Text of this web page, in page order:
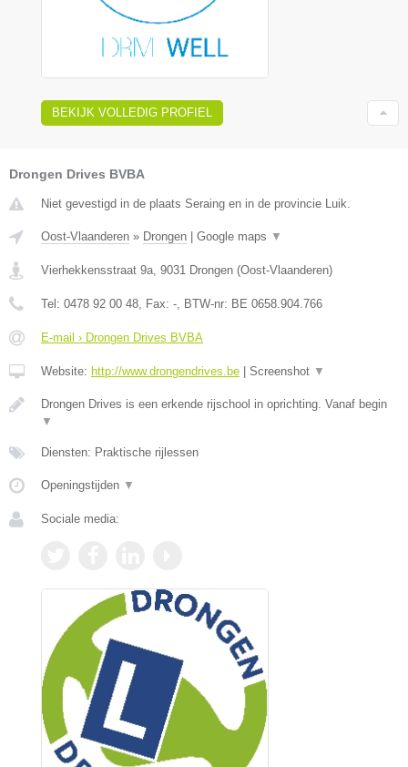
BEKIJK VOLLEDIG PROFIEL
Drongen Drives BVBA
Niet gevestigd in de plaats Seraing en in de provincie Luik.
Oost-Vlaanderen » Drongen | Google maps ▼
Vierhekkensstraat 9a 9031 Drongen (Oost-Vlaanderen)
Tel: 0478 92 00 48 , Fax: - , BTW-nr: BE 0658.904.766
E-mail › Drongen Drives BVBA
Website: http://www.drongendrives.be | Screenshot ▼
Drongen Drives is een erkende rijschool in oprichting. Vanaf begin
▼
Diensten: Praktische rijlessen
Openingstijden ▼
Sociale media: